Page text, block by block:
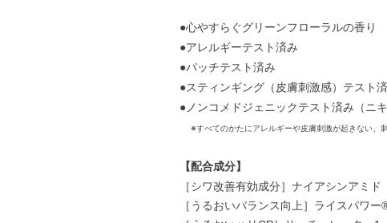
●心やすらぐグリーンフローラルの香り
●アレルギーテスト済み
●パッチテスト済み
●スティンギング（皮膚刺激感）テスト
●ノンコメドジェニックテスト済み（ニ
※すべてのかたにアレルギーや皮膚刺激が起きない、
【配合成分】
［シワ改善有効成分］ナイアシンアミド
［うるおいバランス向上］ライスパワー